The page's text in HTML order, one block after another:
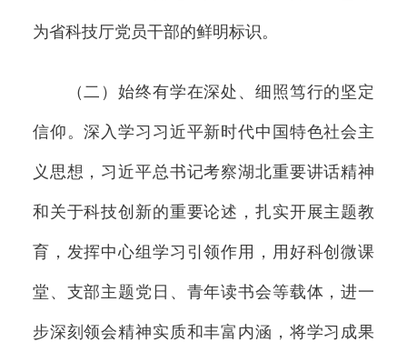
为省科技厅党员干部的鲜明标识。
（二）始终有学在深处、细照笃行的坚定
信仰。深入学习习近平新时代中国特色社会主
义思想，习近平总书记考察湖北重要讲话精神
和关于科技创新的重要论述，扎实开展主题教
育，发挥中心组学习引领作用，用好科创微课
堂、支部主题党日、青年读书会等载体，进一
步深刻领会精神实质和丰富内涵，将学习成果